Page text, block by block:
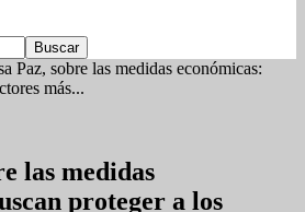
Paz, sobre las medidas económicas:
más...
las medidas
proteger a los